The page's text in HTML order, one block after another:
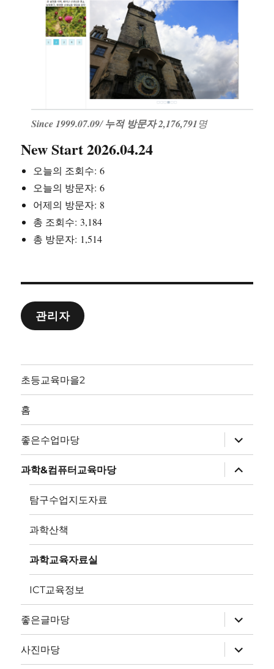
Since 1999.07.09/누적 방문자 2,176,791명
New Start 2026.04.24
오늘의 조회수:6
오늘의 방문자:6
어제의 방문자: 8
총 조회수: 3,184
총 방문자: 1,514
관리자
초등교육마을2
홈
좋은수업마당
위
메
뉴
확
장
과학&컴퓨터교육마당
위
메
장
탐구수업지도자료
과학산책
과학교육자료실
ICT교육정보
좋은글마당
위
메
뉴
확
장
사진마당
위
메